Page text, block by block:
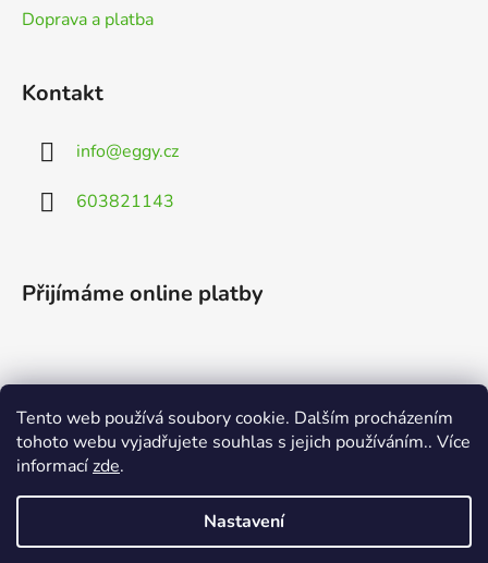
Tento web používá soubory cookie. Dalším procházením
tohoto webu vyjadřujete souhlas s jejich používáním.. Více
informacízde.
Nastavení
Doprava a platba
Kontakt
info@eggy.cz
603821143
Přijímáme online platby
Vyhledávání
HLEDAT